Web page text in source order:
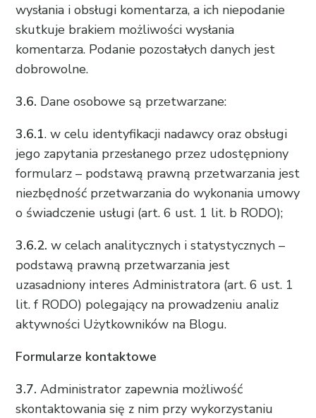
wysłania i obsługi komentarza, a ich niepodanie
skutkuje brakiem możliwości wysłania
komentarza. Podanie pozostałych danych jest
dobrowolne.
3.6. Dane osobowe są przetwarzane:
3.6.1. w celu identyfikacji nadawcy oraz obsługi
jego zapytania przesłanego przez udostępniony
formularz – podstawą prawną przetwarzania jest
niezbędność przetwarzania do wykonania umowy
o świadczenie usługi (art. 6 ust. 1 lit. b RODO);
3.6.2. w celach analitycznych i statystycznych –
podstawą prawną przetwarzania jest
uzasadniony interes Administratora (art. 6 ust. 1
lit. f RODO) polegający na prowadzeniu analiz
aktywności Użytkowników na Blogu.
Formularze kontaktowe
3.7. Administrator zapewnia możliwość
skontaktowania się z nim przy wykorzystaniu